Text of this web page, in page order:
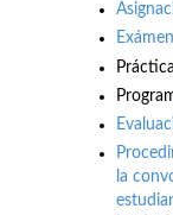
la